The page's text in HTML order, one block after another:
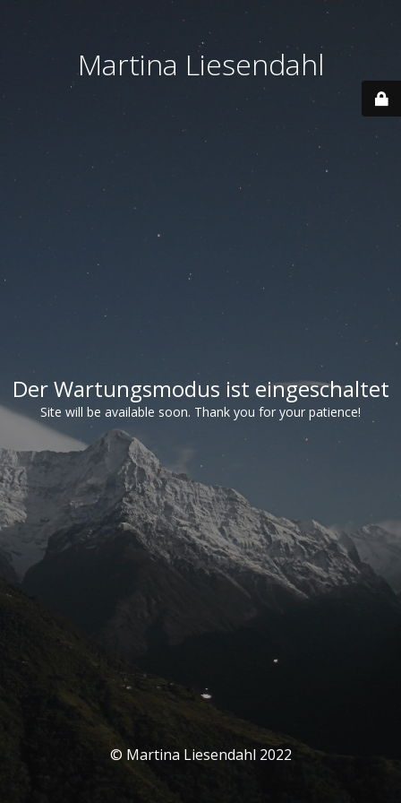
Martina Liesendahl
Der Wartungsmodus ist eingeschaltet
Site will be available soon. Thank you for your patience!
© Martina Liesendahl 2022